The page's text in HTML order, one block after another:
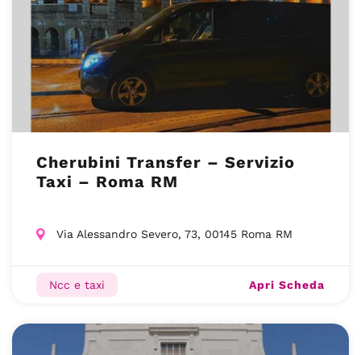
Cherubini Transfer – Servizio
Taxi – Roma RM
Via Alessandro Severo, 73, 00145 Roma RM
Ncc e taxi Apri Scheda